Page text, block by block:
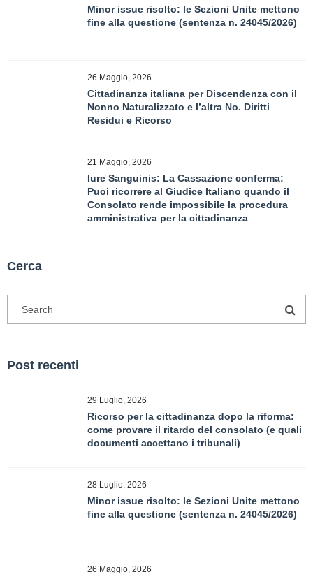
Minor issue risolto: le Sezioni Unite mettono
fine alla questione (sentenza n. 24045/2026)
26 Maggio, 2026
Cittadinanza italiana per Discendenza con il
Nonno Naturalizzato e l’altra No. Diritti
Residui e Ricorso
21 Maggio, 2026
Iure Sanguinis: La Cassazione conferma:
Puoi ricorrere al Giudice Italiano quando il
Consolato rende impossibile la procedura
amministrativa per la cittadinanza
Cerca
Post recenti
29 Luglio, 2026
Ricorso per la cittadinanza dopo la riforma:
come provare il ritardo del consolato (e quali
documenti accettano i tribunali)
28 Luglio, 2026
Minor issue risolto: le Sezioni Unite mettono
fine alla questione (sentenza n. 24045/2026)
26 Maggio, 2026